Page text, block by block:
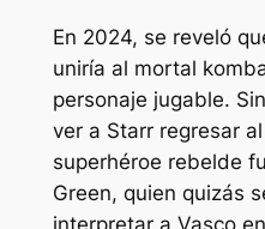
En 2024, se reveló
uniría al mortal
personaje jugable.
ver a Starr regresar
superhéroe rebelde
Green, quien quizás